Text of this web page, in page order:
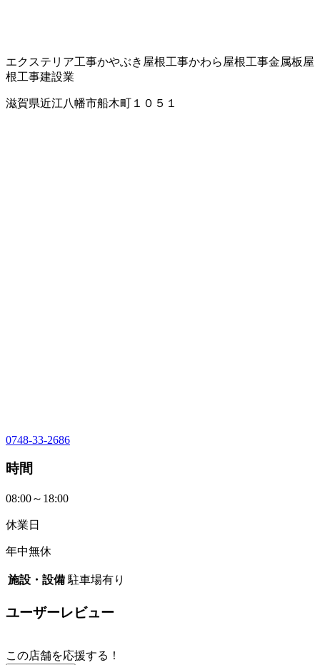
エクステリア工事かやぶき屋根工事かわら屋根工事金属板屋
根工事建設業
滋賀県近江八幡市船木町１０５１
0748-33-2686
時間
08:00～18:00
休業日
年中無休
施設・設備 駐車場有り
ユーザーレビュー
この店舗を応援する！